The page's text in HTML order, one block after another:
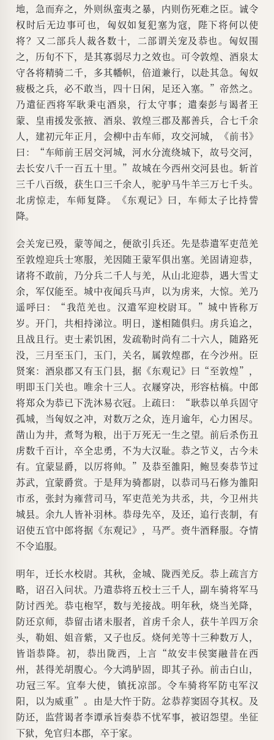
地，急而弃之，外则纵蛮夷之暴，内则伤死难之臣。诚令
权时后无边事可也，匈奴如复犯塞为寇，陛下将何以使
将？又二部兵人裁各数十，二部谓关宠及恭也。匈奴围
之，历旬不下，是其寡弱尽力之效也。可令敦煌、酒泉太
守各将精骑二千，多其幡帜，倍道兼行，以赴其急。匈奴
疲极之兵，必不敢当，四十日闲，足还入塞。”帝然之。
乃遣征西将军耿秉屯酒泉，行太守事；遣秦彭与谒者王
蒙、皇甫援发张掖、酒泉、敦煌三郡及鄯善兵，合七千余
人，建初元年正月，会柳中击车师，攻交河城，《前书》
曰：“车师前王居交河城，河水分流绕城下，故号交河，
去长安八千一百五十里。”故城在今西州交河县也。斩首
三千八百级，获生口三千余人，驼驴马牛羊三万七千头。
北虏惊走，车师复降。《东观记》曰，车师太子比持訾
降。
会关宠已殁，蒙等闻之，便欲引兵还。先是恭遣军吏范羌
至敦煌迎兵士寒服，羌因随王蒙军俱出塞。羌固请迎恭，
诸将不敢前，乃分兵二千人与羌，从山北迎恭，遇大雪丈
余，军仅能至。城中夜闻兵马声，以为虏来，大惊。羌乃
遥呼曰：“我范羌也。汉遣军迎校尉耳。”城中皆称万
岁。开门，共相持涕泣。明日，遂相随俱归。虏兵追之，
且战且行。吏士素饥困，发疏勒时尚有二十六人，随路死
没，三月至玉门，玉门，关名，属敦煌郡，在今沙州。臣
贤案：酒泉郡又有玉门县，据《东观记》曰“至敦煌”，
明即玉门关也。唯余十三人。衣屦穿决，形容枯槁。中郎
将郑众为恭已下洗沐易衣冠。上疏曰：“耿恭以单兵固守
孤城，当匈奴之冲，对数万之众，连月逾年，心力困尽。
凿山为井，煮弩为粮，出于万死无一生之望。前后杀伤丑
虏数千百计，卒全忠勇，不为大汉耻。恭之节义，古今未
有。宜蒙显爵，以厉将帅。”及恭至雒阳，鲍昱奏恭节过
苏武，宜蒙爵赏。于是拜为骑都尉，以恭司马石修为雒阳
市丞，张封为雍营司马，军吏范羌为共丞，共，今卫州共
城县。余九人皆补羽林。恭母先卒，及还，追行丧制，有
诏使五官中郎将据《东观记》，马严。赍牛酒释服。夺情
不令追服。
明年，迁长水校尉。其秋，金城、陇西羌反。恭上疏言方
略，诏召入问状。乃遣恭将五校士三千人，副车骑将军马
防讨西羌。恭屯枹罕，数与羌接战。明年秋，烧当羌降，
防还京师，恭留击诸未服者，首虏千余人，获牛羊四万余
头，勒姐、姐音紫，又子也反。烧何羌等十三种数万人，
皆诣恭降。初，恭出陇西，上言“故安丰侯窦融昔在西
州，甚得羌胡腹心。今大鸿胪固，即其子孙。前击白山，
功冠三军。宜奉大使，镇抚凉部。令车骑将军防屯军汉
阳，以为威重”。由是大忤于防。忿恭荐窦固夺其权。及
防还，监营谒者李谭承旨奏恭不忧军事，被诏怨望。坐征
下狱，免官归本郡，卒于家。